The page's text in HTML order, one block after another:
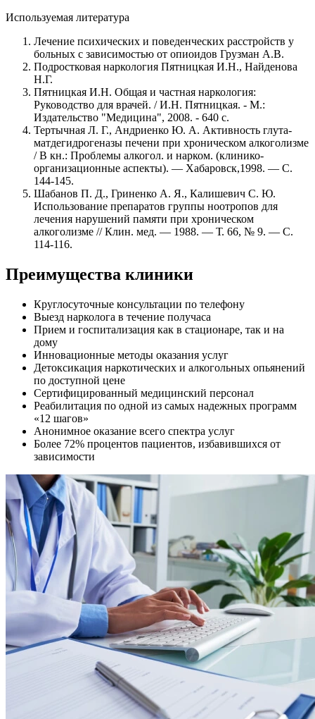
Используемая литература
Лечение психических и поведенческих расстройств у
больных с зависимостью от опиоидов Грузман А.В.
Подростковая наркология Пятницкая И.Н., Найденова
Н.Г.
Пятницкая И.Н. Общая и частная наркология:
Руководство для врачей. / И.Н. Пятницкая. - М.:
Издательство "Медицина", 2008. - 640 с.
Тертычная Л. Г., Андриенко Ю. А. Активность глута-
матдегидрогеназы печени при хроническом алкоголизме
/ В кн.: Проблемы алкогол. и нарком. (клинико-
организационные аспекты). — Хабаровск,1998. — С.
144-145.
Шабанов П. Д., Гриненко А. Я., Калишевич С. Ю.
Использование препаратов группы ноотропов для
лечения нарушений памяти при хроническом
алкоголизме // Клин. мед. — 1988. — Т. 66, № 9. — С.
114-116.
Преимущества клиники
Круглосуточные консультации по телефону
Выезд нарколога в течение получаса
Прием и госпитализация как в стационаре, так и на
дому
Инновационные методы оказания услуг
Детоксикация наркотических и алкогольных опьянений
по доступной цене
Сертифицированный медицинский персонал
Реабилитация по одной из самых надежных программ
«12 шагов»
Анонимное оказание всего спектра услуг
Более 72% процентов пациентов, избавившихся от
зависимости